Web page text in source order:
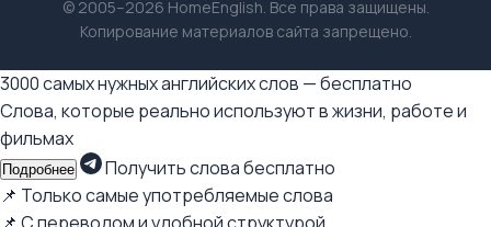
© 2005–2026 HomeEnglish. Все права защищены.
Копирование материалов сайта запрещено.
3000 самых нужных английских слов — бесплатно
Слова, которые реально используют в жизни, работе и
фильмах
Подробнее
Получить слова бесплатно
📌 Только самые употребляемые слова